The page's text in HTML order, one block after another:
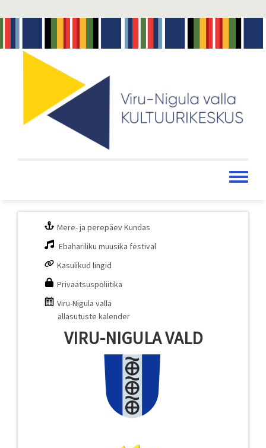
põhisisu
Toggle
Mere- ja perepäev Kundas
Ebahariliku muusika festival
Kasulikud lingid
Privaatsuspoliitika
Viru-Nigula valla
allasutuste kalender
VIRU-NIGULA VALD